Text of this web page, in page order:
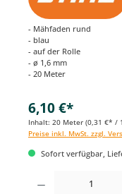
- Mähfaden rund
- blau
- auf der Rolle
- ø 1,6 mm
- 20 Meter
6,10 €*
Inhalt: 20 Meter (0,31 €* /
Preise inkl. MwSt. zzgl.
Sofort verfügbar,
Produkt Anzahl: Gib den